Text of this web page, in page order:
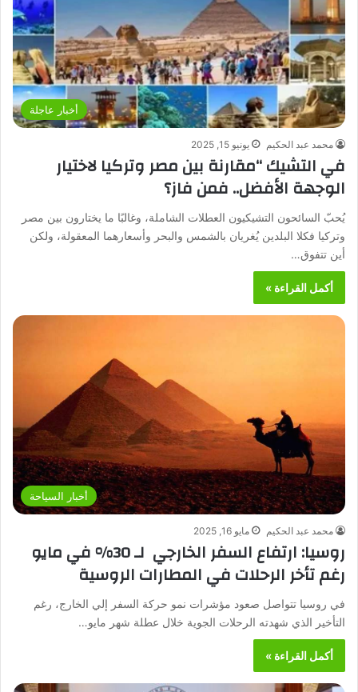
أخبار عاجلة
محمد عبد الحكيم يونيو 15, 2025
في التشيك “مقارنة بين مصر وتركيا لاختيار
الوجهة الأفضل.. فمن فاز؟
يُحبّ السائحون التشيكيون العطلات الشاملة، وغالبًا ما يختارون بين مصر
وتركيا فكلا البلدين يُغريان بالشمس والبحر وأسعارهما المعقولة، ولكن
أين تتفوق…
أكمل القراءة »
أخبار السياحة
محمد عبد الحكيم مايو 16, 2025
روسيا: ارتفاع السفر الخارجي لـ 30% في مايو
رغم تأخر الرحلات في المطارات الروسية
في روسيا تتواصل صعود مؤشرات نمو حركة السفر إلي الخارج، رغم
التأخير الذي شهدته الرحلات الجوية خلال عطلة شهر مايو…
أكمل القراءة »